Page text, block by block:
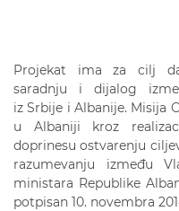
Projekat ima za cilj
saradnju i dijalog
iz Srbije i Albanije. Misija
u Albaniji kroz
doprinesu ostvarenju
razumevanju između
ministara Republike
potpisan 10. novembra